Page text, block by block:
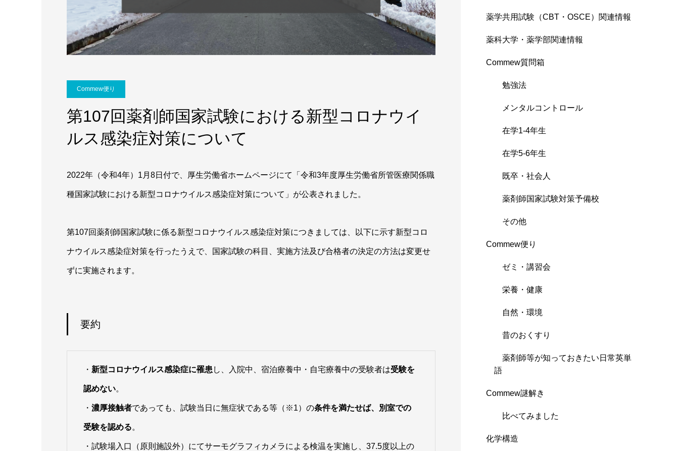
Commew便り
第107回薬剤師国家試験における新型コロナウイ
ルス感染症対策について
2022年（令和4年）1月8日付で、厚生労働省ホームページにて「令和3年度厚生労働省所管医療関係職
種国家試験における新型コロナウイルス感染症対策について」が公表されました。
第107回薬剤師国家試験に係る新型コロナウイルス感染症対策につきましては、以下に示す新型コロ
ナウイルス感染症対策を行ったうえで、国家試験の科目、実施方法及び合格者の決定の方法は変更せ
ずに実施されます。
要約
・ 新型コロナウイルス感染症に罹患 し、入院中、宿泊療養中・自宅療養中の受験者は受験を
認めない。
・ 濃厚接触者であっても、試験当日に無症状である等（※1）の条件を満たせば、別室での
受験を認める。
・試験場入口（原則施設外）にてサーモグラフィカメラによる検温を実施し、37.5度以上の
薬学共用試験（CBT・OSCE）関連情報
薬科大学・薬学部関連情報
Commew質問箱
勉強法
メンタルコントロール
在学1-4年生
在学5-6年生
既卒・社会人
薬剤師国家試験対策予備校
その他
Commew便り
ゼミ・講習会
栄養・健康
自然・環境
昔のおくすり
薬剤師等が知っておきたい日常英単
語
Commew謎解き
比べてみました
化学構造